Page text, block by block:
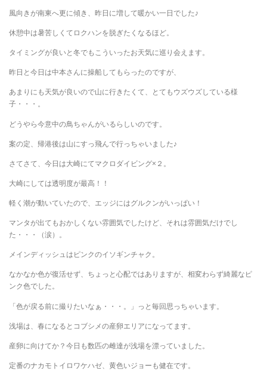
風向きが南東へ更に傾き、昨日に増して暖かい一日でした♪
休憩中は暑苦しくてロクハンを脱ぎたくなるほど。
タイミングが良いと冬でもこういったお天気に巡り会えます。
昨日と今日は中本さんに操船してもらったのですが、
あまりにも天気が良いので山に行きたくて、とてもウズウズしている様
子・・・。
どうやら今意中の鳥ちゃんがいるらしいのです。
案の定、帰港後は山にすっ飛んで行っちゃいました♪
さてさて、今日は大崎にてマクロダイビング×２。
大崎にしては透明度が最高！！
軽く潮が動いていたので、エッジにはグルクンがいっぱい！
マンタが出てもおかしくない雰囲気でしたけど、それは雰囲気だけでし
た・・・（涙）。
メインディッシュはピンクのイソギンチャク。
なかなか色が復活せず、ちょっと心配ではありますが、相変わらず綺麗なピ
ンク色でした。
「色が戻る前に撮りたいなぁ・・・。」っと毎回思っちゃいます。
浅場は、春になるとコブシメの産卵エリアになってます。
産卵に向けてか？今日も数匹の雌達が浅場を漂っていました。
定番のナカモトイロワケハゼ、黄色いジョーも健在です。